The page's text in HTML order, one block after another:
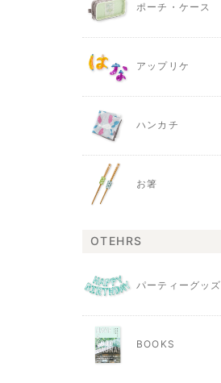
ポーチ・ケース
アップリケ
ハンカチ
お箸
OTEHRS
パーティーグッズ
BOOKS